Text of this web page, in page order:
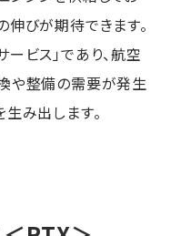
びが期待できます。
ビス」であり、航空
や整備の需要が発生
み出します。